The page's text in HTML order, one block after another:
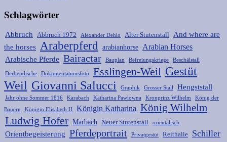
Schlagwörter
Abbruch Abbruch 1972 Alexander Dehio Alter Stutenstall
And where are
the horses Araberpferd arabianhorse Arabian Horses
Arabische Pferde Bairactar Bauplan Befreiungskriege Beschälstall
Derbendische Dokumentationsfoto Esslingen-Weil Gestüt
Weil Giovanni Salucci Graphik Grosser Stall Hengststall
Jahr ohne Sommer 1816 Karabach Katharina Pawlowna Kronprinz Wilhelm König der
Bauern Königin Elisabeth II Königin Katharina König Wilhelm
Ludwig Hofer Marbach Neuer Stutenstall orientalisch
Orientbegeisterung Pferdeportrait Privatgestüt Reithalle Schiller